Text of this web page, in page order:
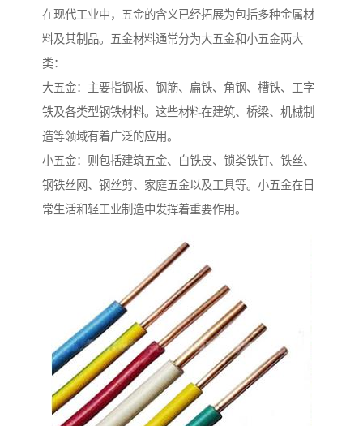
在现代工业中，五金的含义已经拓展为包括多种金属材
料及其制品。五金材料通常分为大五金和小五金两大
类：
大五金：主要指钢板、钢筋、扁铁、角钢、槽铁、工字
铁及各类型钢铁材料。这些材料在建筑、桥梁、机械制
造等领域有着广泛的应用。
小五金：则包括建筑五金、白铁皮、锁类铁钉、铁丝、
钢铁丝网、钢丝剪、家庭五金以及工具等。小五金在日
常生活和轻工业制造中发挥着重要作用。